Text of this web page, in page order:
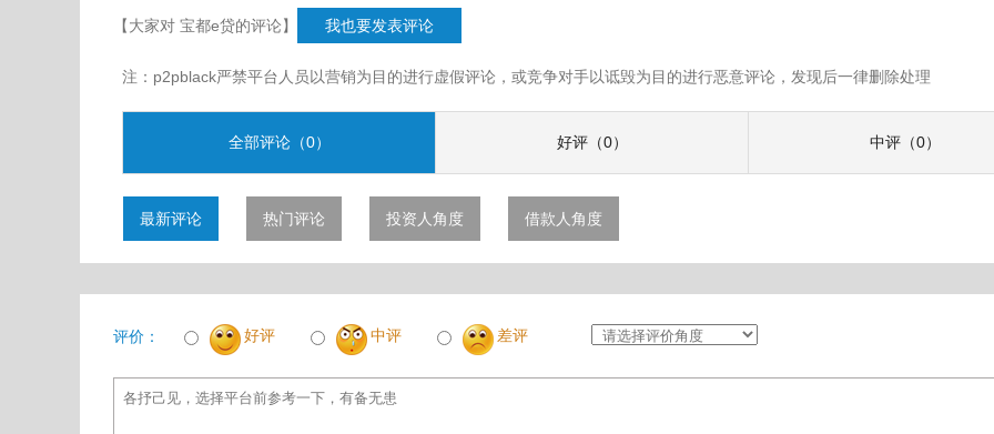
【大家对 宝都e贷的评论】 我也要发表评论
注：p2pblack严禁平台人员以营销为目的进行虚假评论，或竞争对手以诋毁为目的进行恶意评论，发现后一律删除处理
全部评论（0） 好评（0） 中评（0）
最新评论 热门评论 投资人角度 借款人角度
评价： 好评 中评 差评